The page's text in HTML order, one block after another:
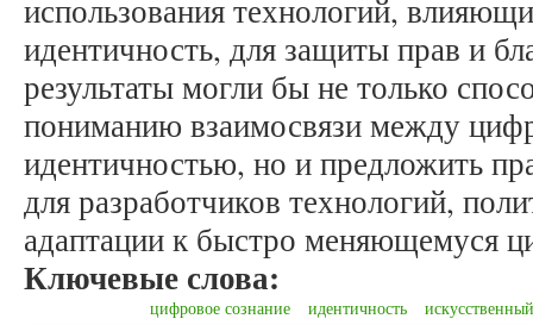
использования технологий,
идентичность, для защиты прав и
результаты могли бы не только
пониманию взаимосвязи между
идентичностью, но и предложить
для разработчиков технологий,
адаптации к быстро меняющемуся
Ключевые слова:
цифровое сознание идентичность